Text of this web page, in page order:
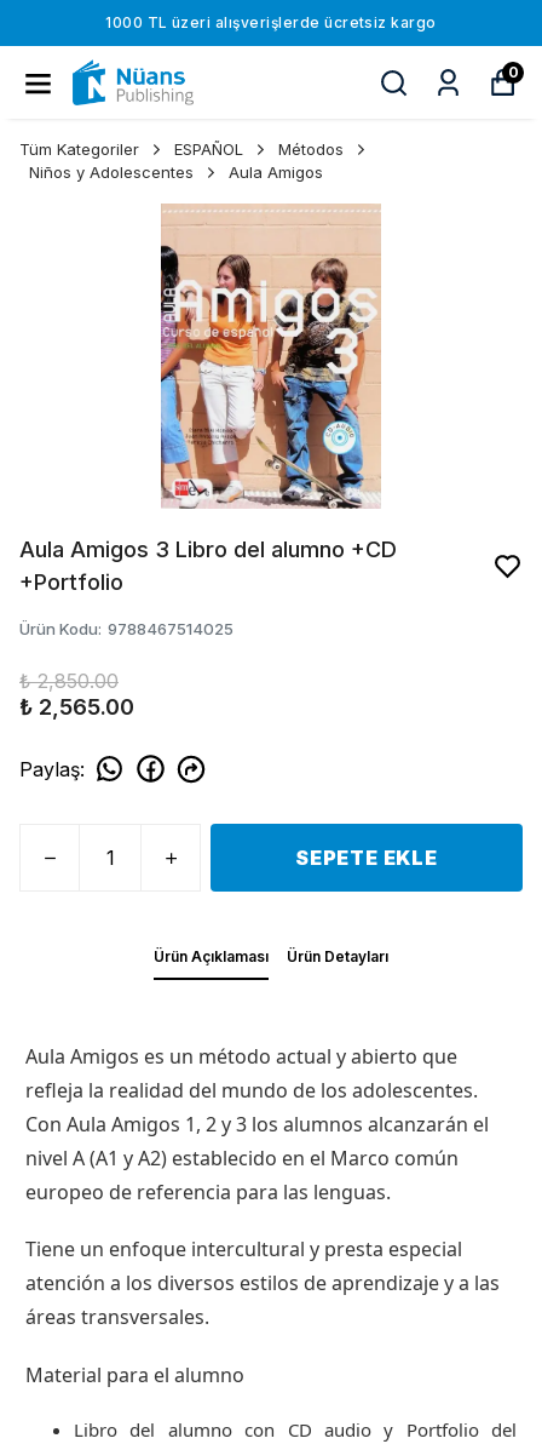
1000 TL üzeri alışverişlerde ücretsiz kargo
0
Tüm Kategoriler ESPAÑOL
Métodos
Niños y Adolescentes
Aula Amigos
Aula Amigos 3 Libro del alumno +CD
+Portfolio
Ürün Kodu: 9788467514025
₺ 2,850.00
₺ 2,565.00
Paylaş:
SEPETE EKLE
Ürün Açıklaması Ürün Detayları
Aula Amigos es un método actual y abierto que
refleja la realidad del mundo de los adolescentes.
Con Aula Amigos 1, 2 y 3 los alumnos alcanzarán el
nivel A (A1 y A2) establecido en el Marco común
europeo de referencia para las lenguas.
Tiene un enfoque intercultural y presta especial
atención a los diversos estilos de aprendizaje y a las
áreas transversales.
Material para el alumno
Libro del alumno con CD audio y Portfolio del